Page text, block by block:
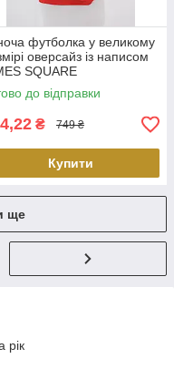
футболка у великому
оверсайз із написом
SQUARE
до відправки
₴ 749 ₴
Купити
ще
рік